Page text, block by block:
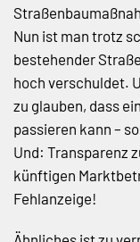
Nun ist man trotz
bestehender
hoch verschuldet.
zu glauben, dass
passieren kann –
Und: Transparenz
künftigen
Fehlanzeige!